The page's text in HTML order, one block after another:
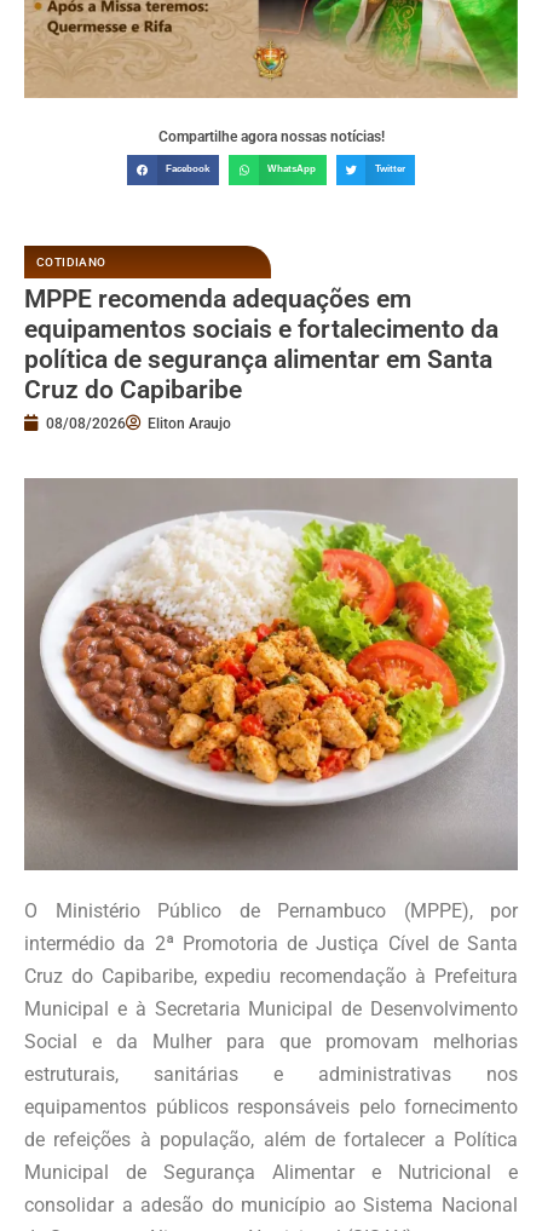
Compartilhe agora nossas notícias!
Facebook WhatsApp Twitter
COTIDIANO
MPPE recomenda adequações em
equipamentos sociais e fortalecimento da
política de segurança alimentar em Santa
Cruz do Capibaribe
08/08/2026 Eliton Araujo
O Ministério Público de Pernambuco (MPPE), por
intermédio da 2ª Promotoria de Justiça Cível de Santa
Cruz do Capibaribe, expediu recomendação à Prefeitura
Municipal e à Secretaria Municipal de Desenvolvimento
Social e da Mulher para que promovam melhorias
estruturais, sanitárias e administrativas nos
equipamentos públicos responsáveis pelo fornecimento
de refeições à população, além de fortalecer a Política
Municipal de Segurança Alimentar e Nutricional e
consolidar a adesão do município ao Sistema Nacional